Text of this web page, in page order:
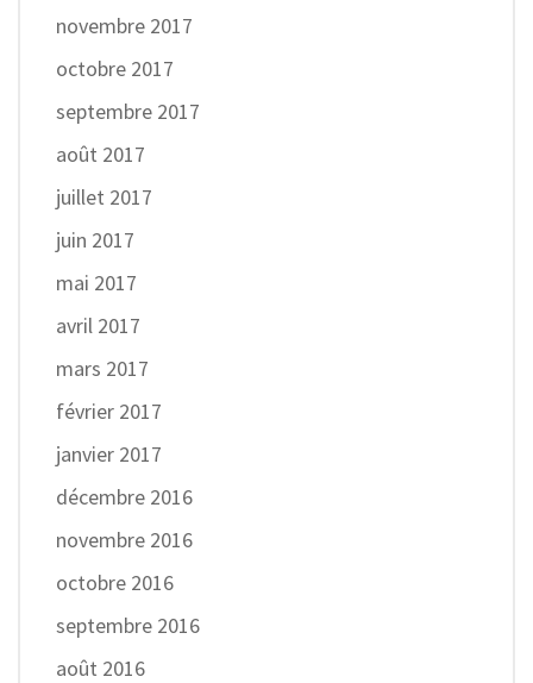
novembre 2017
octobre 2017
septembre 2017
août 2017
juillet 2017
juin 2017
mai 2017
avril 2017
mars 2017
février 2017
janvier 2017
décembre 2016
novembre 2016
octobre 2016
septembre 2016
août 2016